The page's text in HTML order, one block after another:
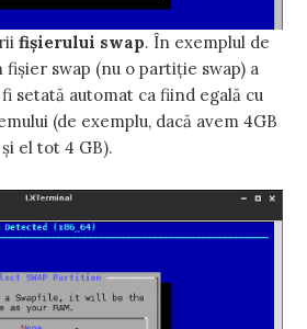
fişierului swap. În exemplul de
fişier swap (nu o partiţie swap) a
setată automat ca fiind egală cu
(de exemplu, dacă avem 4GB
el tot 4 GB).